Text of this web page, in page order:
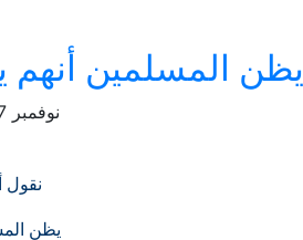
يظن المسلمين أنهم
نوفمبر 17, 2023
نقول
يظن